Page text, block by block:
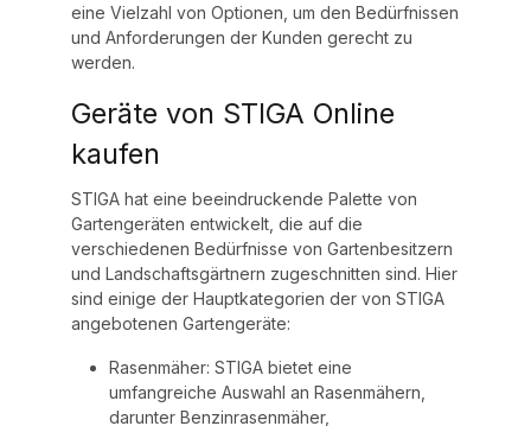
eine Vielzahl von Optionen, um den Bedürfnissen
und Anforderungen der Kunden gerecht zu
werden.
Geräte von STIGA Online
kaufen
STIGA hat eine beeindruckende Palette von
Gartengeräten entwickelt, die auf die
verschiedenen Bedürfnisse von Gartenbesitzern
und Landschaftsgärtnern zugeschnitten sind. Hier
sind einige der Hauptkategorien der von STIGA
angebotenen Gartengeräte:
Rasenmäher: STIGA bietet eine
umfangreiche Auswahl an Rasenmähern,
darunter Benzinrasenmäher,